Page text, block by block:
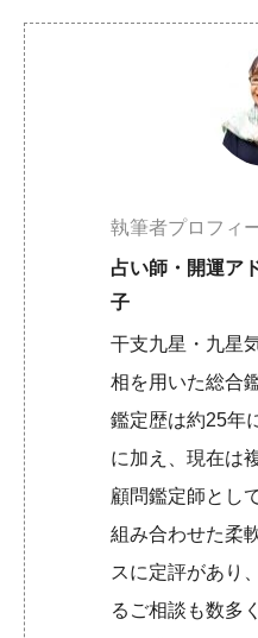
執筆者プロフィ
占い師・開運ア
子
干支九星・九星
相を用いた総合
鑑定歴は約25年
に加え、現在は
顧問鑑定師とし
組み合わせた柔
スに定評があり
るご相談も数多